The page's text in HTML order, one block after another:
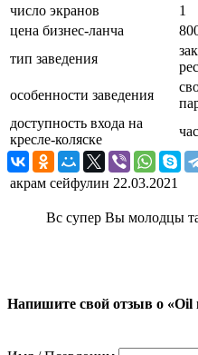
число экранов
1
цена бизнес-ланча
тип заведения
особенности заведения
доступность входа на
кресле-коляске
акрам сейфулин 22.03.2021
Вс супер Вы молодцы
Напишите свой отзыв о «Oil